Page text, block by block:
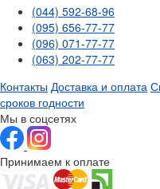
(044) 592-68-96
(095) 656-77-77
(096) 071-77-77
(063) 202-77-77
Контакты Доставка и оплата
сроков годности
Мы в соцсетях
Принимаем к оплате